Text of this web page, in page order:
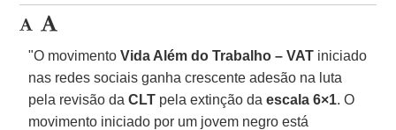
"O movimento Vida Além do Trabalho – VAT iniciado
nas redes sociais ganha crescente adesão na luta
pela revisão daCLT pela extinção daescala 6×1. O
movimento iniciado por um jovem negro está